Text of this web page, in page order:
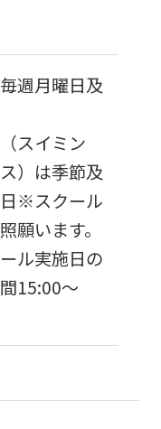
週月曜日及
スイミン
）は季節及
※スクール
願います。
ル実施日の
15:00～